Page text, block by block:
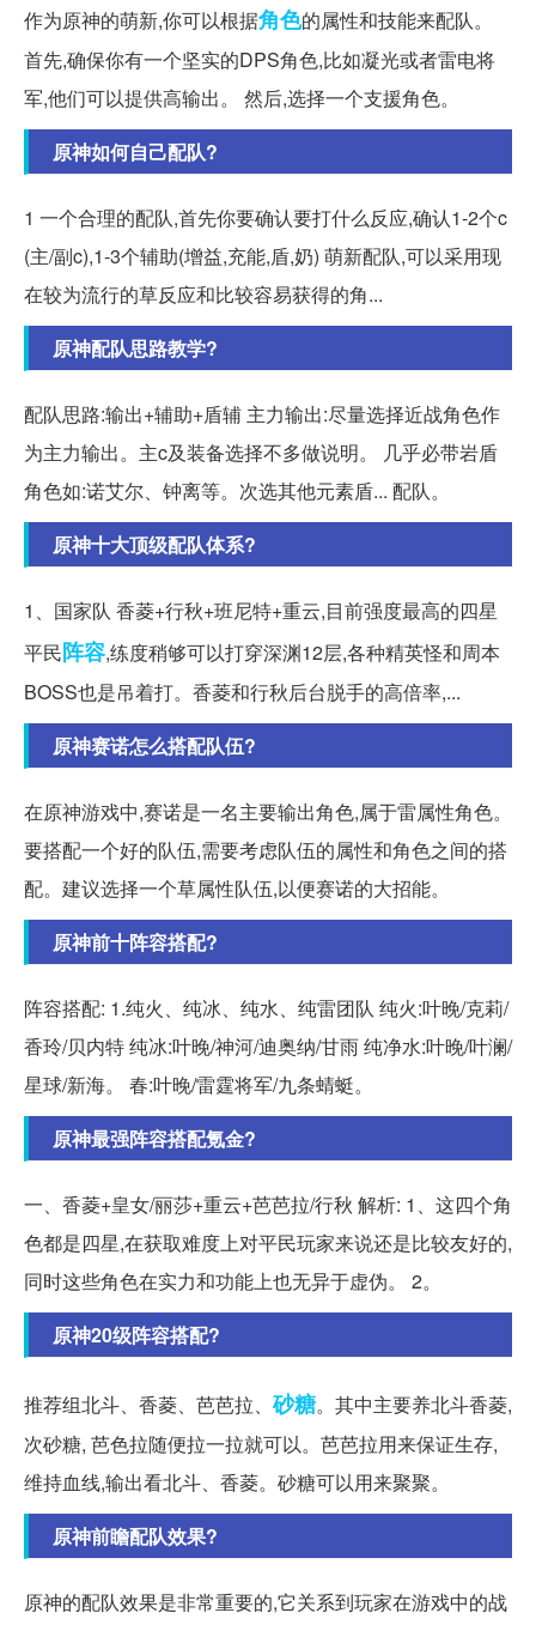
作为原神的萌新,你可以根据角色的属性和技能来配队。
首先,确保你有一个坚实的DPS角色,比如凝光或者雷电将
军,他们可以提供高输出。 然后,选择一个支援角色。
原神如何自己配队?
1 一个合理的配队,首先你要确认要打什么反应,确认1-2个c
(主/副c),1-3个辅助(增益,充能,盾,奶) 萌新配队,可以采用现
在较为流行的草反应和比较容易获得的角...
原神配队思路教学?
配队思路:输出+辅助+盾辅 主力输出:尽量选择近战角色作
为主力输出。主c及装备选择不多做说明。 几乎必带岩盾
角色如:诺艾尔、钟离等。次选其他元素盾... 配队。
原神十大顶级配队体系?
1、国家队 香菱+行秋+班尼特+重云,目前强度最高的四星
平民阵容,练度稍够可以打穿深渊12层,各种精英怪和周本
BOSS也是吊着打。香菱和行秋后台脱手的高倍率,...
原神赛诺怎么搭配队伍?
在原神游戏中,赛诺是一名主要输出角色,属于雷属性角色。
要搭配一个好的队伍,需要考虑队伍的属性和角色之间的搭
配。建议选择一个草属性队伍,以便赛诺的大招能。
原神前十阵容搭配?
阵容搭配: 1.纯火、纯冰、纯水、纯雷团队 纯火:叶晚/克莉/
香玲/贝内特 纯冰:叶晚/神河/迪奥纳/甘雨 纯净水:叶晚/叶澜/
星球/新海。 春:叶晚/雷霆将军/九条蜻蜓。
原神最强阵容搭配氪金?
一、香菱+皇女/丽莎+重云+芭芭拉/行秋 解析: 1、这四个角
色都是四星,在获取难度上对平民玩家来说还是比较友好的,
同时这些角色在实力和功能上也无异于虚伪。 2。
原神20级阵容搭配?
推荐组北斗、香菱、芭芭拉、砂糖。其中主要养北斗香菱,
次砂糖, 芭色拉随便拉一拉就可以。芭芭拉用来保证生存,
维持血线,输出看北斗、香菱。砂糖可以用来聚聚。
原神前瞻配队效果?
原神的配队效果是非常重要的,它关系到玩家在游戏中的战